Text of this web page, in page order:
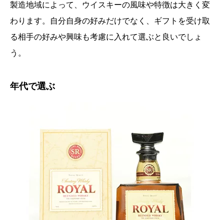
製造地域によって、ウイスキーの風味や特徴は大きく変
わります。自分自身の好みだけでなく、ギフトを受け取
る相手の好みや興味も考慮に入れて選ぶと良いでしょ
う。
年代で選ぶ